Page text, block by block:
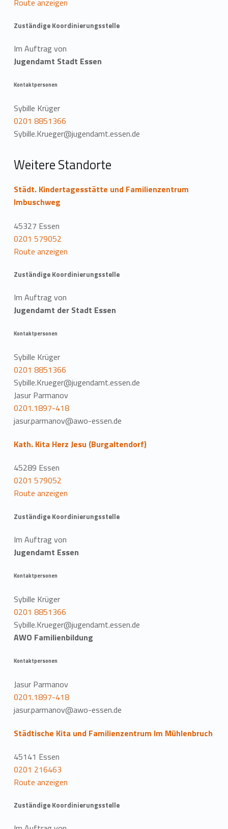
i
o
n
Route anzeigen
Zuständige Koordinierungsstelle
Im Auftrag von
Jugendamt Stadt Essen
Kontaktpersonen
Sybille Krüger
0201 8851366
Sybille.Krueger@jugendamt.essen.de
Weitere Standorte
Städt. Kindertagesstätte und Familienzentrum
Imbuschweg
45327 Essen
0201 579052
Route anzeigen
Zuständige Koordinierungsstelle
Im Auftrag von
Jugendamt der Stadt Essen
Kontaktpersonen
Sybille Krüger
0201 8851366
Sybille.Krueger@jugendamt.essen.de
Jasur Parmanov
0201.1897-418
jasur.parmanov@awo-essen.de
Kath. Kita Herz Jesu (Burgaltendorf)
45289 Essen
0201 579052
Route anzeigen
Zuständige Koordinierungsstelle
Im Auftrag von
Jugendamt Essen
Kontaktpersonen
Sybille Krüger
0201 8851366
Sybille.Krueger@jugendamt.essen.de
AWO Familienbildung
Kontaktpersonen
Jasur Parmanov
0201.1897-418
jasur.parmanov@awo-essen.de
Städtische Kita und Familienzentrum Im Mühlenbruch
45141 Essen
0201 216463
Route anzeigen
Zuständige Koordinierungsstelle